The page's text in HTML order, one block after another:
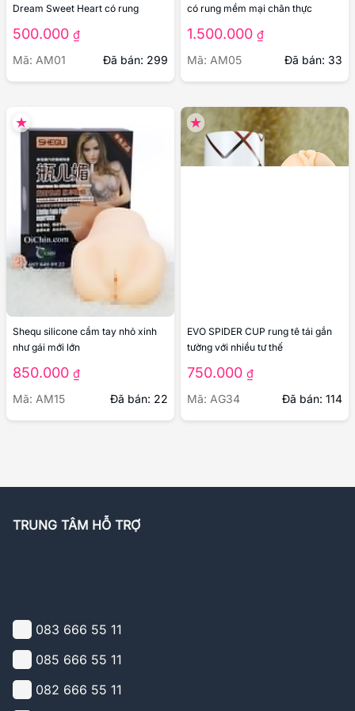
Dream Sweet Heart có rung
500.000 ₫
Mã: AM01
Đã bán: 299
có rung mềm mại chân thực
1.500.000 ₫
Mã: AM05
Đã bán: 33
Shequ silicone cầm tay nhỏ xinh
như gái mới lớn
850.000 ₫
Mã: AM15
Đã bán: 22
EVO SPIDER CUP rung tê tái gắn
tường với nhiều tư thế
750.000 ₫
Mã: AG34
Đã bán: 114
TRUNG TÂM HỖ TRỢ
083 666 55 11
085 666 55 11
082 666 55 11